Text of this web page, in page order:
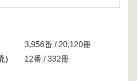
3,956番 / 20,120冊
12番 / 332冊